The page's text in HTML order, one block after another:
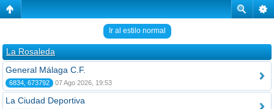
Ir al estilo normal
La Rosaleda
General Málaga C.F.
6834, 673792 07 Ago 2026, 19:53
La Ciudad Deportiva